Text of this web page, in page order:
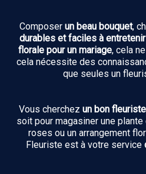
Composer un beau bouquet,
durables et faciles à entretenir
florale pour un mariage, cela
cela nécessite des
que seules un
Vous cherchez un bon
soit pour magasiner une plante
roses ou un arrangement
Fleuriste est à votre service